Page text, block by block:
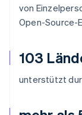
von
Open-Source-
103
unterstützt